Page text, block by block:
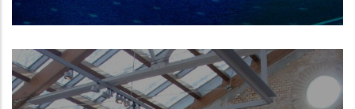
Museo del Mar (Santa Pola)NUEVO